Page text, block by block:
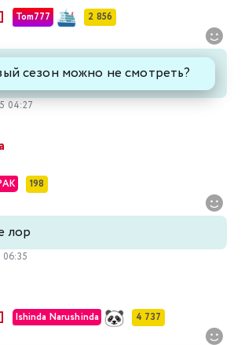
Tom777 2 856
сезон можно не смотреть?
04:27
198
лор
06:35
Ishinda Narushinda 4 737